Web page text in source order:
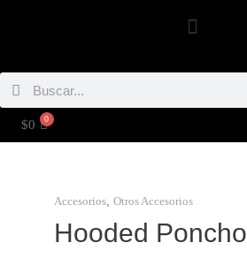
Menú
BuscarBuscar
$0 0CARRITO
Accesorios, Otros Accesorios
Hooded Poncho